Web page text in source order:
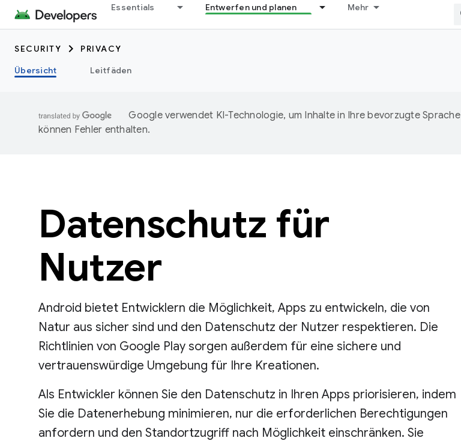
Essentials Entwerfen und planen Mehr
SECURITY
PRIVACY
Übersicht
Leitfäden
Google verwendet KI-Technologie, um Inhalte in Ihre bevorzugte
können Fehler enthalten.
Datenschutz für
Nutzer
Android bietet Entwicklern die Möglichkeit, Apps zu entwickeln, die von
Natur aus sicher sind und den Datenschutz der Nutzer respektieren. Die
Richtlinien von Google Play sorgen außerdem für eine sichere und
vertrauenswürdige Umgebung für Ihre Kreationen.
Als Entwickler können Sie den Datenschutz in Ihren Apps priorisieren, indem
Sie die Datenerhebung minimieren, nur die erforderlichen Berechtigungen
anfordern und den Standortzugriff nach Möglichkeit einschränken. Sie